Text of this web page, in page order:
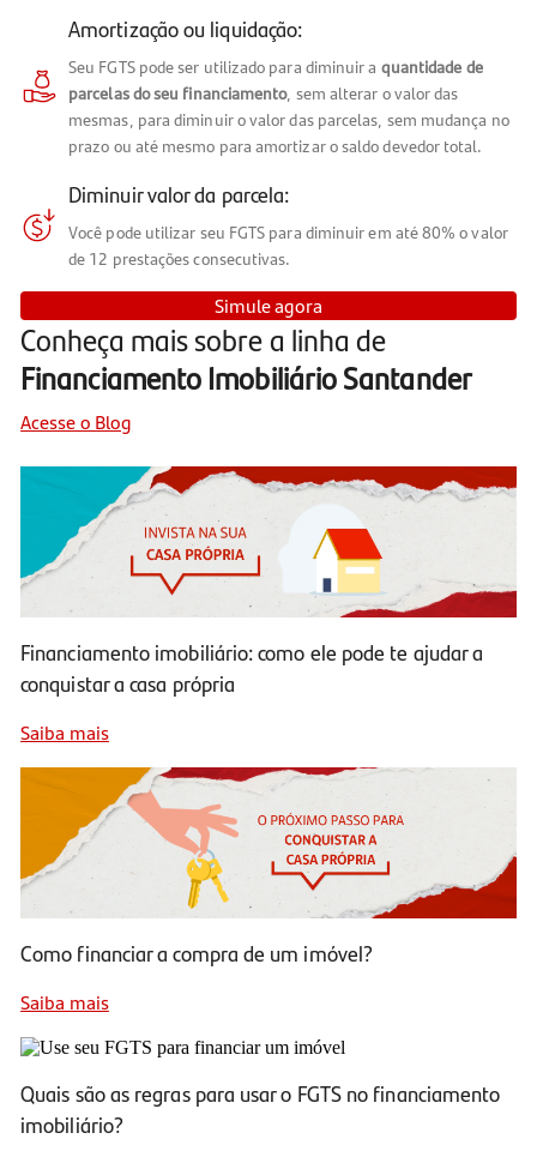
Amortização ou liquidação:
Seu FGTS pode ser utilizado para diminuir a quantidade de
parcelas do seu financiamento, sem alterar o valor das
mesmas, para diminuir o valor das parcelas, sem mudança no
prazo ou até mesmo para amortizar o saldo devedor total.
Diminuir valor da parcela:
Você pode utilizar seu FGTS para diminuir em até 80% o valor
de 12 prestações consecutivas.
Simule agora
Conheça mais sobre a linha de
Financiamento Imobiliário Santander
Acesse o Blog
Financiamento imobiliário: como ele pode te ajudar a
conquistar a casa própria
Saiba mais
Como financiar a compra de um imóvel?
Saiba mais
Quais são as regras para usar o FGTS no financiamento
imobiliário?